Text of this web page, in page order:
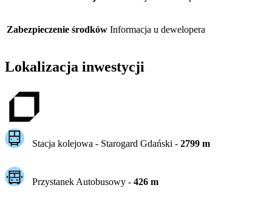
Zabezpieczenie środków Informacja u dewelopera
Lokalizacja inwestycji
Stacja kolejowa - Starogard Gdański - 2799m
Przystanek Autobusowy - 426m